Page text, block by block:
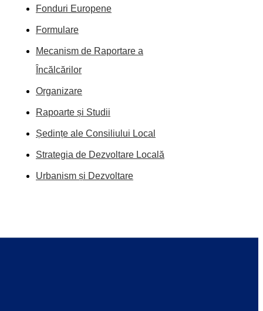
Fonduri Europene
Formulare
Mecanism de Raportare a
Încălcărilor
Organizare
Rapoarte și Studii
Ședințe ale Consiliului Local
Strategia de Dezvoltare Locală
Urbanism și Dezvoltare